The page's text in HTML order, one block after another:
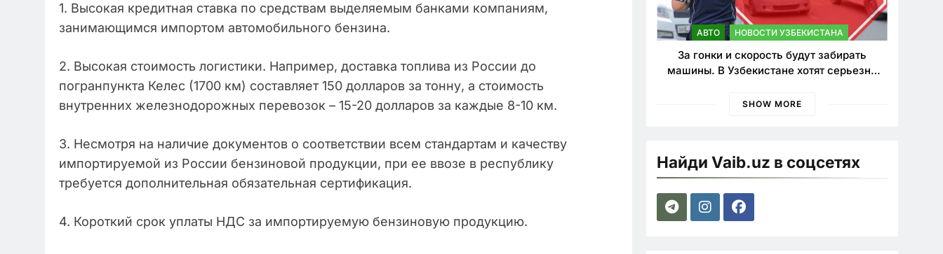
1. Высокая кредитная ставка по средствам выделяемым банками компаниям,
занимающимся импортом автомобильного бензина.
2. Высокая стоимость логистики. Например, доставка топлива из России до
погранпункта Келес (1700 км) составляет 150 долларов за тонну, а стоимость
внутренних железнодорожных перевозок – 15-20 долларов за каждые 8-10 км.
3. Несмотря на наличие документов о соответствии всем стандартам и качеству
импортируемой из России бензиновой продукции, при ее ввозе в республику
требуется дополнительная обязательная сертификация.
4. Короткий срок уплаты НДС за импортируемую бензиновую продукцию.
АВТО НОВОСТИ УЗБЕКИСТАНА
За гонки и скорость будут забирать
машины. В Узбекистане хотят серьезно
SHOW MORE
Найди Vaib.uz в соцсетях